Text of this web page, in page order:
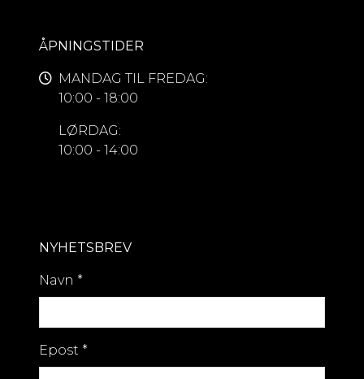
ÅPNINGSTIDER
MANDAG TIL FREDAG:
10:00 - 18:00
LØRDAG:
10:00 - 14:00
NYHETSBREV
Navn *
Epost *